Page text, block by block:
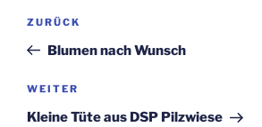
Beitragsnavigation
Vorheriger
Beitrag
ZURÜCK
Blumen nach Wunsch
Nächster
Beitrag
WEITER
Kleine Tüte aus DSP Pilzwiese